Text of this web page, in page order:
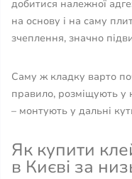
добитися належної
на основу і на саму
зчеплення, значно
Саму ж кладку варто
правило, розміщують у
– монтують у дальні
Як купити
в Києві за